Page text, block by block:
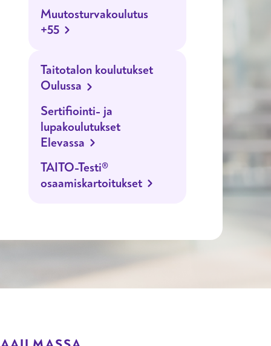
Muutosturvakoulutus
+55
Taitotalon koulutukset
Oulussa
Sertifiointi- ja
lupakoulutukset
Elevassa
TAITO-Testi®
osaamiskartoitukset